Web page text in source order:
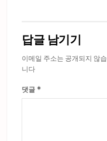
답글 남기기
이메일 주소는 공개되지 않
니다
댓글 *